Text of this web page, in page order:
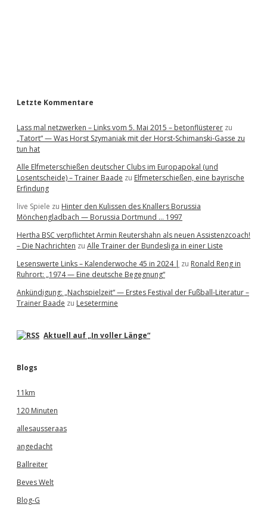
Letzte Kommentare
Lass mal netzwerken – Links vom 5. Mai 2015 – betonflüsterer zu
„Tatort“ — Was Horst Szymaniak mit der Horst-Schimanski-Gasse zu
tun hat
Alle Elfmeterschießen deutscher Clubs im Europapokal (und
Losentscheide) – Trainer Baade zu Elfmeterschießen, eine bayrische
Erfindung
live Spiele zu Hinter den Kulissen des Knallers Borussia
Mönchengladbach — Borussia Dortmund … 1997
Hertha BSC verpflichtet Armin Reutershahn als neuen Assistenzcoach!
– Die Nachrichten zu Alle Trainer der Bundesliga in einer Liste
Lesenswerte Links – Kalenderwoche 45 in 2024 | zu Ronald Reng in
Ruhrort: „1974 — Eine deutsche Begegnung“
Ankündigung: „Nachspielzeit“ — Erstes Festival der Fußball-Literatur –
Trainer Baade zu Lesetermine
Aktuell auf „In voller Länge“
Blogs
11km
120 Minuten
allesausseraas
angedacht
Ballreiter
Beves Welt
Blog-G